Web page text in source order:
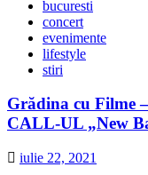
bucuresti
concert
evenimente
lifestyle
stiri
Grădina cu Filme
CALL-UL „New
iulie 22, 2021